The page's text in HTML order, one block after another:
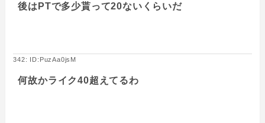
後はPTで多少貰って20ないくらいだ
342: ID:PuzAa0jsM
何故かライク40超えてるわ